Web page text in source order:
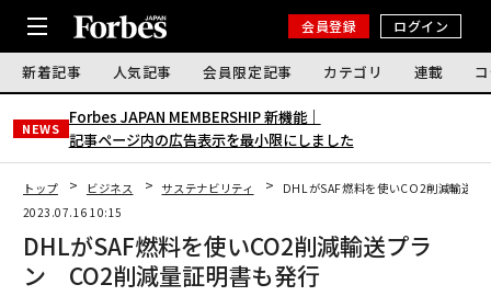
会員登録 ログイン
新着記事 人気記事 会員限定記事 カテゴリ 連載
NEWS
Forbes JAPAN MEMBERSHIP 新機能｜
記事ページ内の広告表示を最小限にしました
トップ ビジネス サステナビリティ
DHLがSAF燃料を使いCO2削減輸送
2023.07.16 10:15
DHLがSAF燃料を使いCO2削減輸送プラ
ン CO2削減量証明書も発行